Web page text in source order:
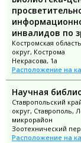
инвалидов по
Костромская
округ, Кострома
Некрасова, 1а
Расположение на
Научная
Ставропольский
округ, Ставрополь,
микрорайон
Зоотехнический
Расположение на